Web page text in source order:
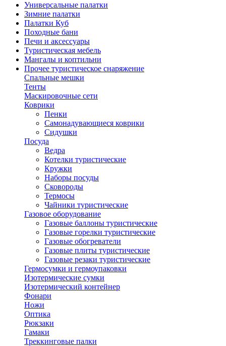
Универсальные палатки
Зимние палатки
Палатки Куб
Походные бани
Печи и аксессуары
Туристическая мебель
Мангалы и коптильни
Прочее туристическое снаряжение
Спальные мешки
Тенты
Маскировочные сети
Коврики
Пенки
Самонадувающиеся коврики
Сидушки
Посуда
Ведра
Котелки туристические
Кружки
Наборы посуды
Сковороды
Термосы
Чайники туристические
Газовое оборудование
Газовые баллоны туристические
Газовые горелки туристические
Газовые обогреватели
Газовые плиты туристические
Газовые резаки туристические
Гермосумки и гермоупаковки
Изотермические сумки
Изотермический контейнер
Фонари
Ножи
Оптика
Рюкзаки
Гамаки
Треккинговые палки